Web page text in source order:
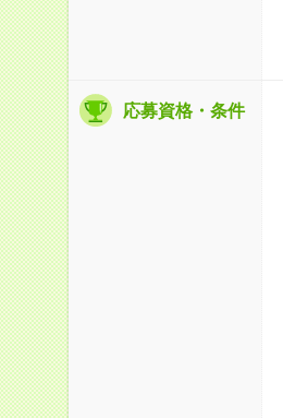
応募資格・条件